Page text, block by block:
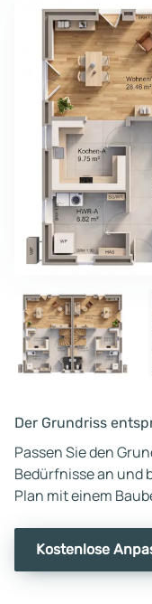
Der Grundriss
Passen Sie den
Bedürfnisse an und
Plan mit einem
Kostenlose